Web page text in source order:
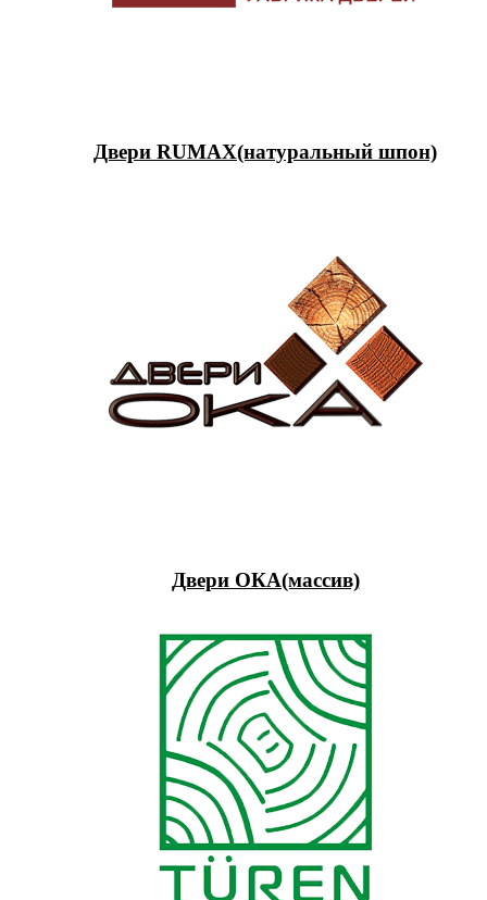
Двери RUMAX(натуральный шпон)
Двери ОКА(массив)